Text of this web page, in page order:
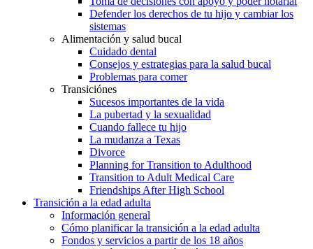
Defender los derechos de tu hijo y cambiar los
sistemas
Alimentación y salud bucal
Cuidado dental
Consejos y estrategias para la salud bucal
Problemas para comer
Transiciónes
Sucesos importantes de la vida
La pubertad y la sexualidad
Cuando fallece tu hijo
La mudanza a Texas
Divorce
Planning for Transition to Adulthood
Transition to Adult Medical Care
Friendships After High School
Transición a la edad adulta
Información general
Cómo planificar la transición a la edad adulta
Fondos y servicios a partir de los 18 años